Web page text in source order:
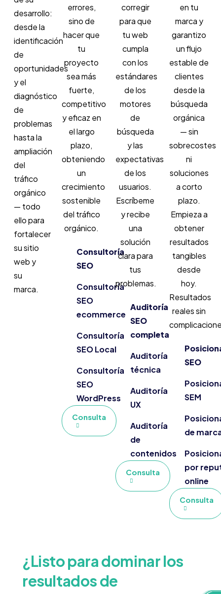
desarrollo:
desde la
identificación
de
oportunidades
y el
diagnóstico
de
problemas
hasta la
ampliación
del
tráfico
orgánico
— todo
ello para
fortalecer
su sitio
web y
su
marca.
errores,
sino de
hacer que
tu
proyecto
sea más
fuerte,
competitivo
y eficaz en
el largo
plazo,
obteniendo
un
crecimiento
sostenible
del tráfico
orgánico.
Consultoría
SEO
Consultoría
SEO
ecommerce
Consultoría
SEO Local
Consultoría
SEO
WordPress
Consulta
corregir
para que
tu web
cumpla
con los
estándares
de los
motores
de
búsqueda
y las
expectativas
de los
usuarios.
Escríbeme
y recibe
una
solución
clara para
tus
problemas.
Auditoría
SEO
completa
Auditoría
técnica
Auditoría
UX
Auditoría
de
contenidos
Consulta
en tu
marca y
garantizo
un flujo
estable de
clientes
desde la
búsqueda
orgánica
— sin
sobrecostes
ni
soluciones
a corto
plazo.
Empieza a
obtener
resultados
tangibles
desde
hoy.
Resultados
reales sin
SEO
SEM
de
por
online
Consulta
¿Listo para dominar los
resultados de